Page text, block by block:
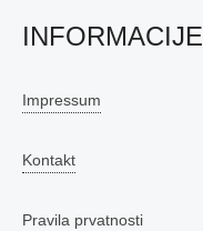
INFORMACIJE
Impressum
Kontakt
Pravila prvatnosti